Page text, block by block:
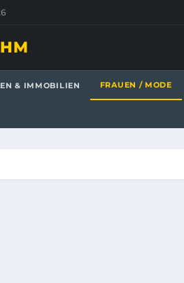
& IMMOBILIEN FRAUEN / MODE